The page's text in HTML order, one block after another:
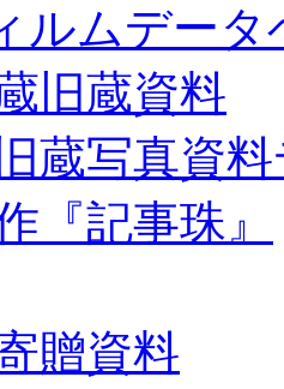
ルムデータ
旧蔵資料
蔵写真資
『記事珠』
贈資料